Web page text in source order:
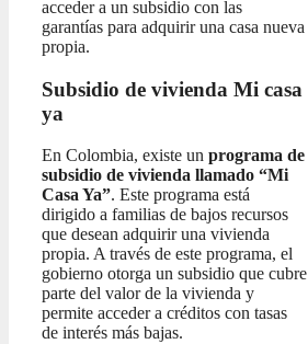
acceder a un subsidio con las
garantías para adquirir una casa nueva
propia.
Subsidio de vivienda Mi casa
ya
En Colombia, existe un programa de
subsidio de vivienda llamado “Mi
Casa Ya”. Este programa está
dirigido a familias de bajos recursos
que desean adquirir una vivienda
propia. A través de este programa, el
gobierno otorga un subsidio que cubre
parte del valor de la vivienda y
permite acceder a créditos con tasas
de interés más bajas.